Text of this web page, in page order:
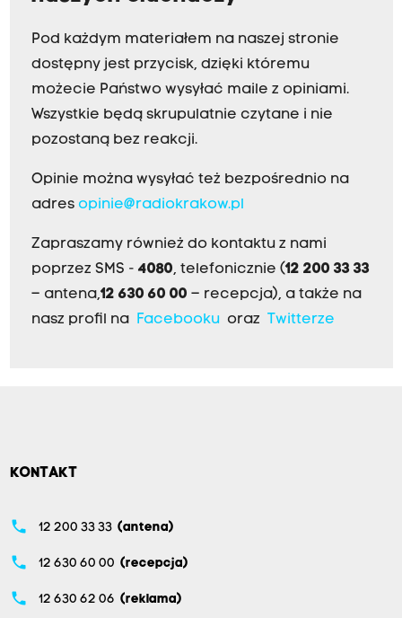
Pod każdym materiałem na naszej stronie
dostępny jest przycisk, dzięki któremu
możecie Państwo wysyłać maile z opiniami.
Wszystkie będą skrupulatnie czytane i nie
pozostaną bez reakcji.
Opinie można wysyłać też bezpośrednio na
adres opinie@radiokrakow.pl
Zapraszamy również do kontaktu z nami
poprzez SMS - 4080, telefonicznie (12 200 33 33
– antena,12 630 60 00 – recepcja), a także na
nasz profil na
Facebookuoraz Twitterze
KONTAKT
phone 12 200 33 33 (antena)
phone 12 630 60 00 (recepcja)
phone 12 630 62 06 (reklama)